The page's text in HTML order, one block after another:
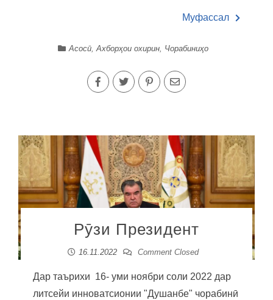
Муфассал
Асосӣ,Ахборҳои охирин, Чорабиниҳо
Рӯзи Президент
16.11.2022 Comment Closed
Дар таърихи 16- уми ноябри соли 2022 дар
литсейи инноватсионии "Душанбе" чорабинӣ